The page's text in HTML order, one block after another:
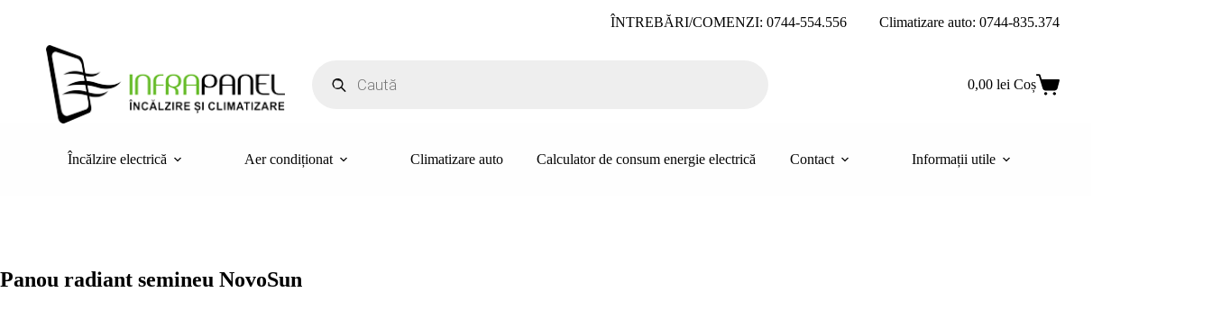
ÎNTREBĂRI/COMENZI: 0744-554.556 Climatizare auto: 0744-835.374
search
0,00 lei Coș
Încălzire electrică Aer condiționat Climatizare auto Calculator de consum energie electrică Contact Informații utile
Panou radiant semineu NovoSun